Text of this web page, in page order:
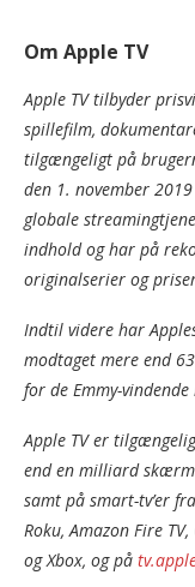
Om Apple TV
Apple TV tilbyder
spillefilm,
tilgængeligt på
den 1. november
globale
indhold og har på
originalserier og
Indtil videre har
modtaget mere end
for de Emmy-
Apple TV er
end en milliard
samt på smart-tv’er
Roku, Amazon Fire
og Xbox, og på